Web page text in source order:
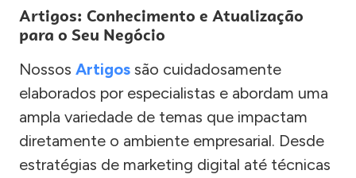
Artigos: Conhecimento e Atualização
para o Seu Negócio
Nossos Artigos são cuidadosamente
elaborados por especialistas e abordam uma
ampla variedade de temas que impactam
diretamente o ambiente empresarial. Desde
estratégias de marketing digital até técnicas